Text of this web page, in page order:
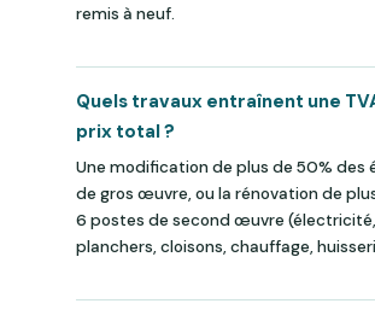
remis à neuf.
Quels travaux entraînent une
prix total ?
Une modification de plus de 50% des
de gros œuvre, ou la rénovation de
6 postes de second œuvre
planchers, cloisons, chauffage,